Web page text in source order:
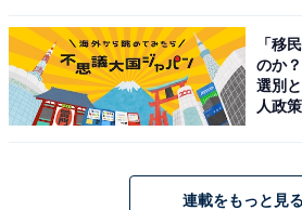
「移
のか
選別
人政策
連載をもっと見る